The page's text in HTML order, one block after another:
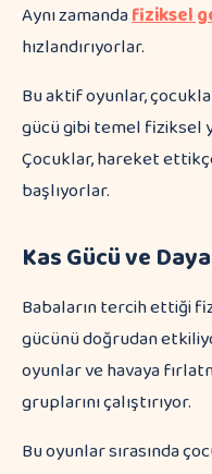
Aynı zamandafiziksel
hızlandırıyorlar.
Bu aktif oyunlar,
gücü gibi temel fiziksel
Çocuklar, hareket
başlıyorlar.
Kas Gücü ve
Babaların tercih ettiği
gücünü doğrudan
oyunlar ve havaya
gruplarını çalıştırıyor.
Bu oyunlar sırasında